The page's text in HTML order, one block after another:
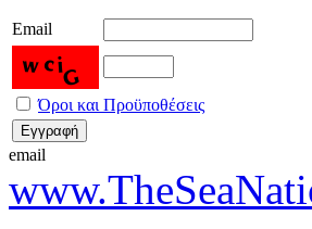
Email
Όροι και Προϋποθέσεις
email